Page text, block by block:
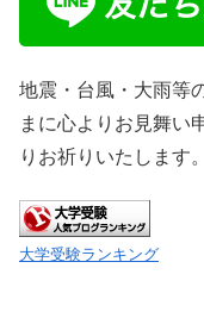
地震・台風・大雨等
まに心よりお見舞い
りお祈りいたします。
大学受験ランキング